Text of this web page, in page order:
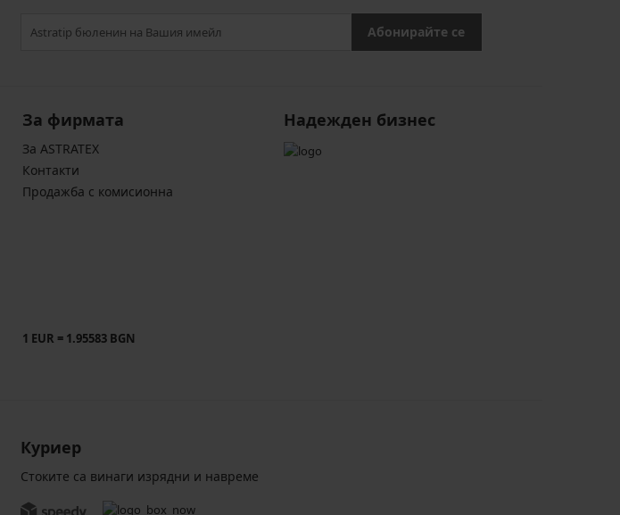
Абонирайте се
За фирмата
За ASTRATEX
Контакти
Продажба с комисионна
1 EUR = 1.95583 BGN
Надежден бизнес
Куриер
Стоките са винаги изрядни и навреме